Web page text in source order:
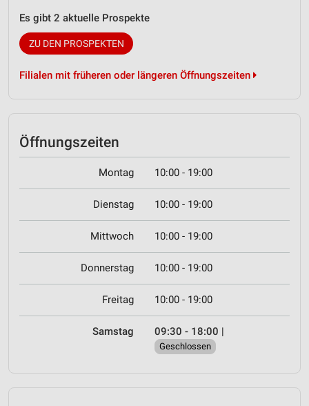
Es gibt 2 aktuelle Prospekte
ZU DEN PROSPEKTEN
Filialen mit früheren oder längeren Öffnungszeiten
Öffnungszeiten
Montag 10:00 - 19:00
Dienstag 10:00 - 19:00
Mittwoch 10:00 - 19:00
Donnerstag 10:00 - 19:00
Freitag 10:00 - 19:00
Samstag 09:30 - 18:00 |
Geschlossen